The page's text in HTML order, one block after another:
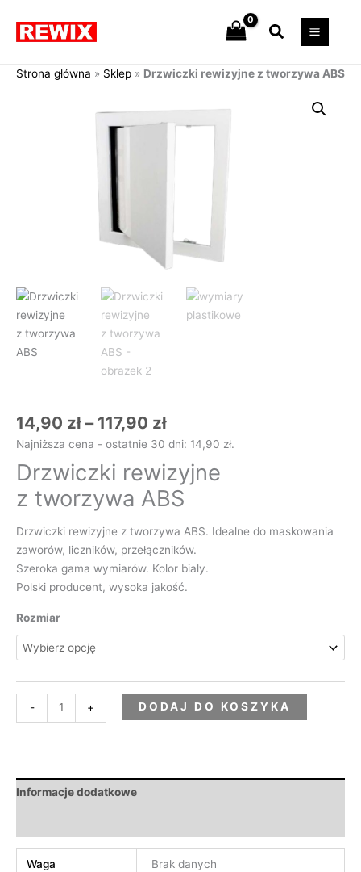
treści
Szukaj
Strona główna » Sklep » Drzwiczki rewizyjne z tworzywa ABS
14,90 zł – 117,90 zł
cen:
od
Najniższa cena - ostatnie 30 dni: 14,90 zł.
Drzwiczki rewizyjne
z tworzywa ABS
Drzwiczki rewizyjne z tworzywa ABS. Idealne do maskowania
zaworów, liczników, przełączników.
Szeroka gama wymiarów. Kolor biały.
Polski producent, wysoka jakość.
Rozmiar
- + DODAJ DO KOSZYKA
Informacje dodatkowe
Waga Brak danych